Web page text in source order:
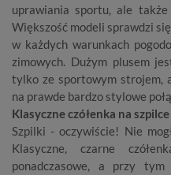
uprawiania sportu, ale
Większość modeli sprawdzi
w każdych warunkach
zimowych. Dużym plusem
tylko ze sportowym strojem,
na prawde bardzo stylowe
Klasyczne czółenka na szpilce
Szpilki - oczywiście! Nie
Klasyczne, czarne
ponadczasowe, a przy